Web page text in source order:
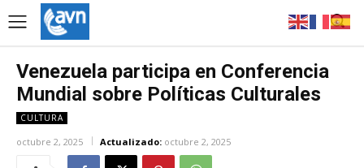
Venezuela participa en Conferencia
Mundial sobre Políticas Culturales
CULTURA
octubre 2, 2025 Actualizado: octubre 2, 2025